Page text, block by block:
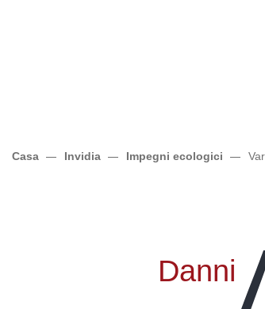
Casa Invidia Impegni ecologici
Danni